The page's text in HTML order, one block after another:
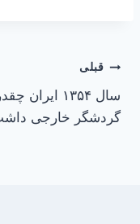
راهبری
نوشته
قبلی
سال ۱۳۵۴ ایران چقدر
گردشگر خارجی